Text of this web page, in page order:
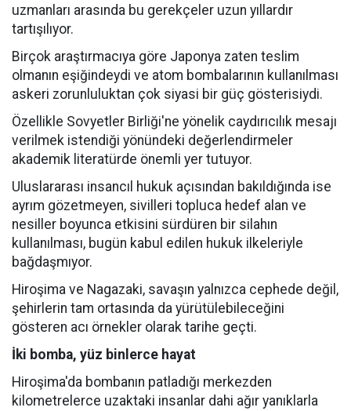
uzmanları arasında bu gerekçeler uzun yıllardır
tartışılıyor.
Birçok araştırmacıya göre Japonya zaten teslim
olmanın eşiğindeydi ve atom bombalarının kullanılması
askeri zorunluluktan çok siyasi bir güç gösterisiydi.
Özellikle Sovyetler Birliği'ne yönelik caydırıcılık mesajı
verilmek istendiği yönündeki değerlendirmeler
akademik literatürde önemli yer tutuyor.
Uluslararası insancıl hukuk açısından bakıldığında ise
ayrım gözetmeyen, sivilleri topluca hedef alan ve
nesiller boyunca etkisini sürdüren bir silahın
kullanılması, bugün kabul edilen hukuk ilkeleriyle
bağdaşmıyor.
Hiroşima ve Nagazaki, savaşın yalnızca cephede değil,
şehirlerin tam ortasında da yürütülebileceğini
gösteren acı örnekler olarak tarihe geçti.
İki bomba, yüz binlerce hayat
Hiroşima'da bombanın patladığı merkezden
kilometrelerce uzaktaki insanlar dahi ağır yanıklarla